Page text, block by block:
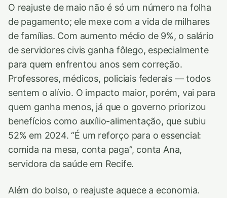
O reajuste de maio não é só um número na folha
de pagamento; ele mexe com a vida de milhares
de famílias. Com aumento médio de 9%, o salário
de servidores civis ganha fôlego, especialmente
para quem enfrentou anos sem correção.
Professores, médicos, policiais federais — todos
sentem o alívio. O impacto maior, porém, vai para
quem ganha menos, já que o governo priorizou
benefícios como auxílio-alimentação, que subiu
52% em 2024. “É um reforço para o essencial:
comida na mesa, conta paga”, conta Ana,
servidora da saúde em Recife.
Além do bolso, o reajuste aquece a economia.